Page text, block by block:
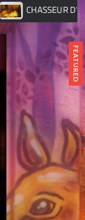
– Octobre 2017
FEATURED